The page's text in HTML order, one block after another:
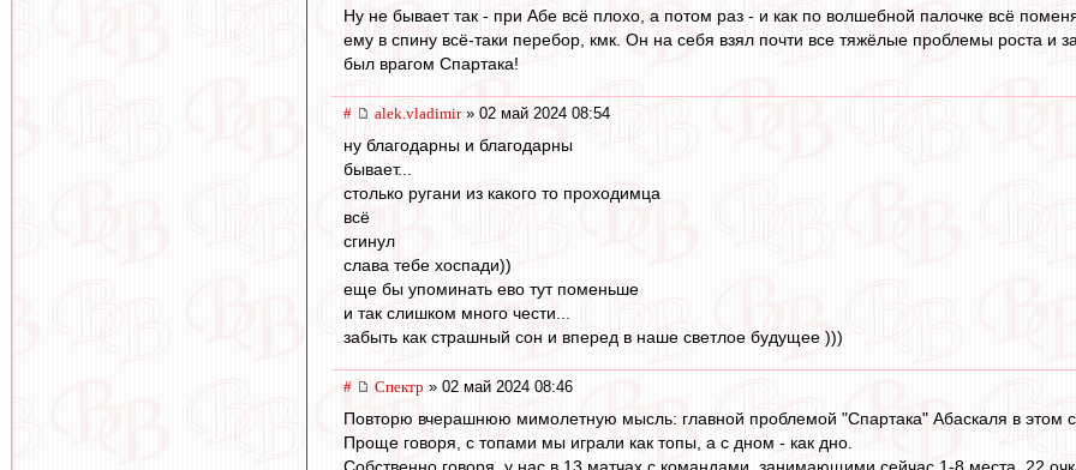
Ну не бывает так - при Абе всё плохо, а потом раз - и как по волшебной палочке всё
ему в спину всё-таки перебор, кмк. Он на себя взял почти все тяжёлые проблемы роста и
был врагом Спартака!
# alek.vladimir» 02 май 2024 08:54
ну благодарны и благодарны
бывает...
столько ругани из какого то проходимца
всё
сгинул
слава тебе хоспади))
еще бы упоминать ево тут поменьше
и так слишком много чести...
забыть как страшный сон и вперед в наше светлое будущее )))
# Спектр » 02 май 2024 08:46
Повторю вчерашнюю мимолетную мысль: главной проблемой "Спартака" Абаскаля в этом
Проще говоря, с топами мы играли как топы, а с дном - как дно.
Собственно говоря, у нас в 13 матчах с командами, занимающими сейчас 1-8 места, 22